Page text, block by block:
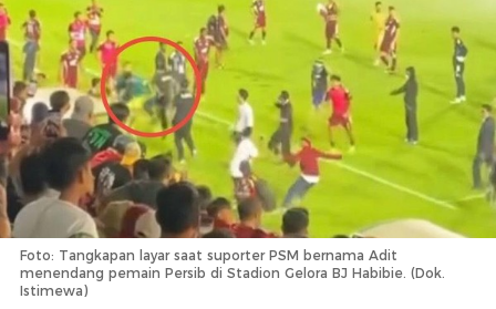
Foto: Tangkapan layar saat suporter PSM bernama Adit
menendang pemain Persib di Stadion Gelora BJ Habibie. (Dok.
Istimewa)